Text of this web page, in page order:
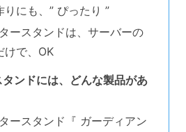
りにも、” ぴったり ”
ースタンドは、サーバーの
けで、OK
タンドには、どんな製品があ
ースタンド『 ガーディアン